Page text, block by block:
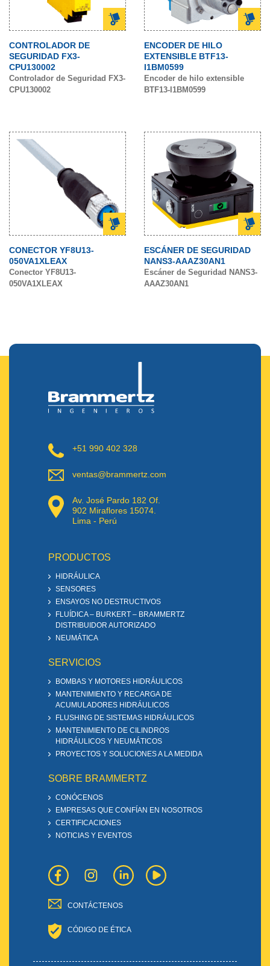
CONTROLADOR DE
SEGURIDAD FX3-
CPU130002
Controlador de Seguridad FX3-
CPU130002
ENCODER DE HILO
EXTENSIBLE BTF13-
I1BM0599
Encoder de hilo extensible
BTF13-I1BM0599
CONECTOR YF8U13-
050VA1XLEAX
Conector YF8U13-
050VA1XLEAX
ESCÁNER DE SEGURIDAD
NANS3-AAAZ30AN1
Escáner de Seguridad NANS3-
AAAZ30AN1
+51 990 402 328
ventas@brammertz.com
Av. José Pardo 182 Of.
902 Miraflores 15074.
Lima - Perú
PRODUCTOS
HIDRÁULICA
SENSORES
ENSAYOS NO DESTRUCTIVOS
FLUÍDICA – BURKERT – BRAMMERTZ
DISTRIBUIDOR AUTORIZADO
NEUMÁTICA
SERVICIOS
BOMBAS Y MOTORES HIDRÁULICOS
MANTENIMIENTO Y RECARGA DE
ACUMULADORES HIDRÁULICOS
FLUSHING DE SISTEMAS HIDRÁULICOS
MANTENIMIENTO DE CILINDROS
HIDRÁULICOS Y NEUMÁTICOS
PROYECTOS Y SOLUCIONES A LA MEDIDA
SOBRE BRAMMERTZ
CONÓCENOS
EMPRESAS QUE CONFÍAN EN NOSOTROS
CERTIFICACIONES
NOTICIAS Y EVENTOS
CONTÁCTENOS
CÓDIGO DE ÉTICA